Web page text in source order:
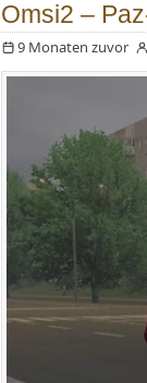
Omsi2 –
9 Monaten zuvor